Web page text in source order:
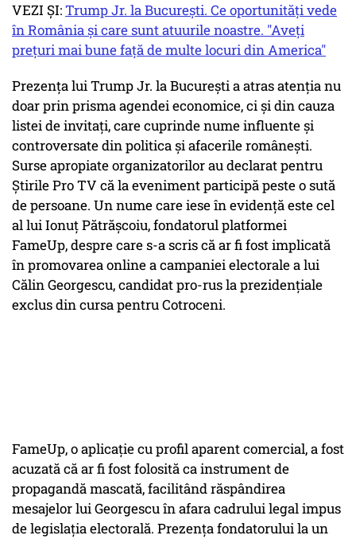
VEZI ȘI:Trump Jr. la București. Ce oportunități vede
în România și care sunt atuurile noastre. "Aveți
prețuri mai bune față de multe locuri din America"
Prezența lui Trump Jr. la București a atras atenția nu
doar prin prisma agendei economice, ci și din cauza
listei de invitați, care cuprinde nume influente și
controversate din politica și afacerile românești.
Surse apropiate organizatorilor au declarat pentru
Știrile Pro TV că la eveniment participă peste o sută
de persoane. Un nume care iese în evidență este cel
al lui Ionuț Pătrășcoiu, fondatorul platformei
FameUp, despre care s-a scris că ar fi fost implicată
în promovarea online a campaniei electorale a lui
Călin Georgescu, candidat pro-rus la prezidențiale
exclus din cursa pentru Cotroceni.
FameUp, o aplicație cu profil aparent comercial, a fost
acuzată că ar fi fost folosită ca instrument de
propagandă mascată, facilitând răspândirea
mesajelor lui Georgescu în afara cadrului legal impus
de legislația electorală. Prezența fondatorului la un